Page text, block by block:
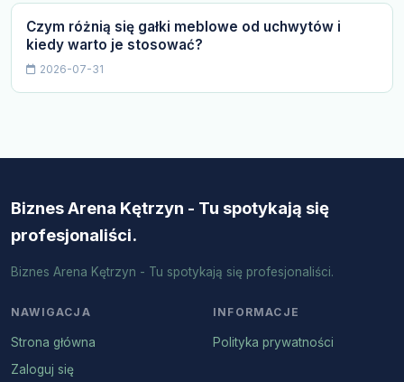
Czym różnią się gałki meblowe od uchwytów i
kiedy warto je stosować?
2026-07-31
Biznes Arena Kętrzyn - Tu spotykają się
profesjonaliści.
Biznes Arena Kętrzyn - Tu spotykają się profesjonaliści.
NAWIGACJA
Strona główna
Zaloguj się
INFORMACJE
Polityka prywatności